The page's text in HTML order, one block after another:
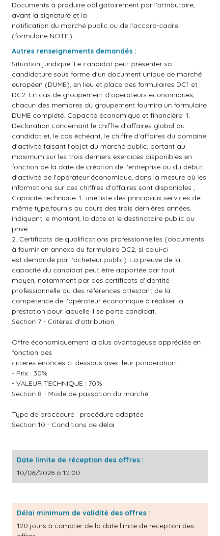
Documents à produire obligatoirement par l'attributaire,
avant la signature et la
notification du marché public ou de l'accord-cadre
(formulaire NOTI1) :
Autres renseignements demandés :
Situation juridique: Le candidat peut présenter sa
candidature sous forme d'un document unique de marché
européen (DUME), en lieu et place des formulaires DC1 et
DC2. En cas de groupement d'opérateurs économiques,
chacun des membres du groupement fournira un formulaire
DUME complété. Capacité économique et financière: 1.
Déclaration concernant le chiffre d'affaires global du
candidat et, le cas échéant, le chiffre d'affaires du domaine
d'activité faisant l'objet du marché public, portant au
maximum sur les trois derniers exercices disponibles en
fonction de la date de création de l'entreprise ou du début
d'activité de l'opérateur économique, dans la mesure où les
informations sur ces chiffres d'affaires sont disponibles ;
Capacité technique: 1. une liste des principaux services de
même type,fournis au cours des trois dernières années,
indiquant le montant, la date et le destinataire public ou
privé
2. Certificats de qualifications professionnelles (documents
à fournir en annexe du formulaire DC2, si celui-ci
est demandé par l'acheteur public). La preuve de la
capacité du candidat peut être apportée par tout
moyen, notamment par des certificats d'identité
professionnelle ou des références attestant de la
compétence de l'opérateur économique à réaliser la
prestation pour laquelle il se porte candidat.
Section 7 - Critères d'attribution
Offre économiquement la plus avantageuse appréciée en
fonction des
critères énoncés ci-dessous avec leur pondération :
- Prix : 30%
- VALEUR TECHNIQUE : 70%
Section 8 - Mode de passation du marché
Type de procédure : procédure adaptée
Section 10 - Conditions de délai
Date limite de réception des offres :
10/06/2026 à 12:00
Délai minimum de validité des offres :
120 jours à compter de la date limite de réception des